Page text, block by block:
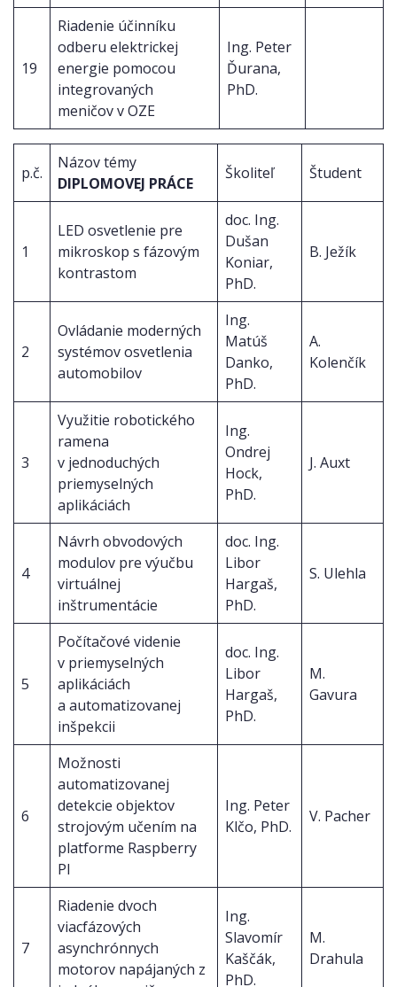
19
Riadenie účinníku
odberu elektrickej
energie pomocou
integrovaných
meničov v OZE
Ing. Peter
Ďurana,
PhD.
p.č.
Názov témy
DIPLOMOVEJ PRÁCE
Školiteľ Študent
1
LED osvetlenie pre
mikroskop s fázovým
kontrastom
doc. Ing.
Dušan
Koniar,
PhD.
B. Ježík
2
Ovládanie moderných
systémov osvetlenia
automobilov
Ing.
Matúš
Danko,
PhD.
A.
Kolenčík
3
Využitie robotického
ramena
v jednoduchých
priemyselných
aplikáciách
Ing.
Ondrej
Hock,
PhD.
J. Auxt
4
Návrh obvodových
modulov pre výučbu
virtuálnej
inštrumentácie
doc. Ing.
Libor
Hargaš,
PhD.
S. Ulehla
5
Počítačové videnie
v priemyselných
aplikáciách
a automatizovanej
inšpekcii
doc. Ing.
Libor
Hargaš,
PhD.
M.
Gavura
6
Možnosti
automatizovanej
detekcie objektov
strojovým učením na
platforme Raspberry
PI
Ing. Peter
Klčo, PhD.
V. Pacher
7
Riadenie dvoch
viacfázových
asynchrónnych
motorov napájaných z
Ing.
Slavomír
Kaščák,
PhD.
M.
Drahula